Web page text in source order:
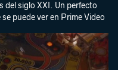
del siglo XXI. Un perfecto
puede ver en Prime Video